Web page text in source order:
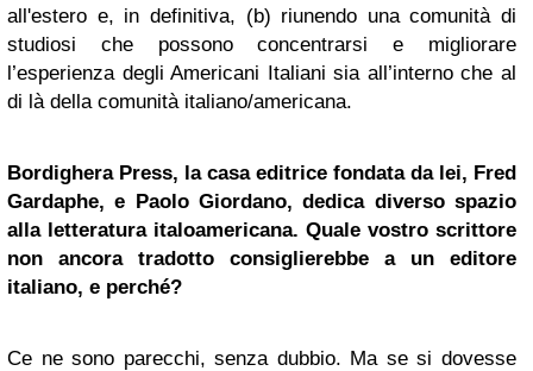
all'estero e, in definitiva, (b) riunendo una comunità di
studiosi che possono concentrarsi e migliorare
l’esperienza degli Americani Italiani sia all’interno che al
di là della comunità italiano/americana.
Bordighera Press, la casa editrice fondata da lei, Fred
Gardaphe, e Paolo Giordano, dedica diverso spazio
alla letteratura italoamericana. Quale vostro scrittore
non ancora tradotto consiglierebbe a un editore
italiano, e perché?
Ce ne sono parecchi, senza dubbio. Ma se si dovesse